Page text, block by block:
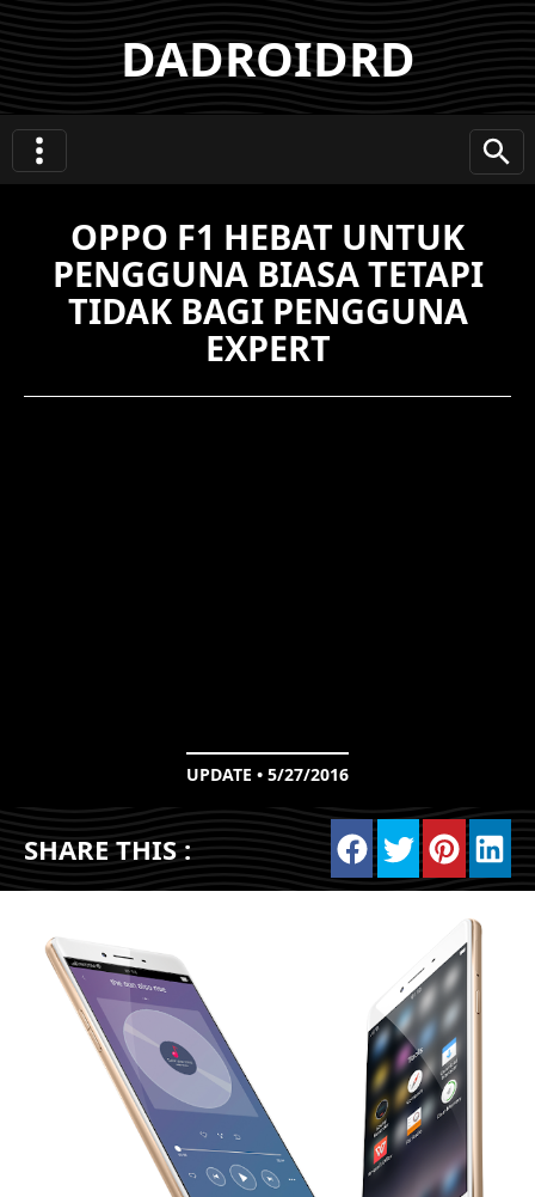
DADROIDRD
OPPO F1 HEBAT UNTUK
PENGGUNA BIASA TETAPI
TIDAK BAGI PENGGUNA
EXPERT
UPDATE • 5/27/2016
SHARE THIS :